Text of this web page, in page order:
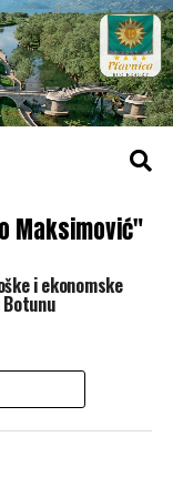
Maksimović"
i ekonomske